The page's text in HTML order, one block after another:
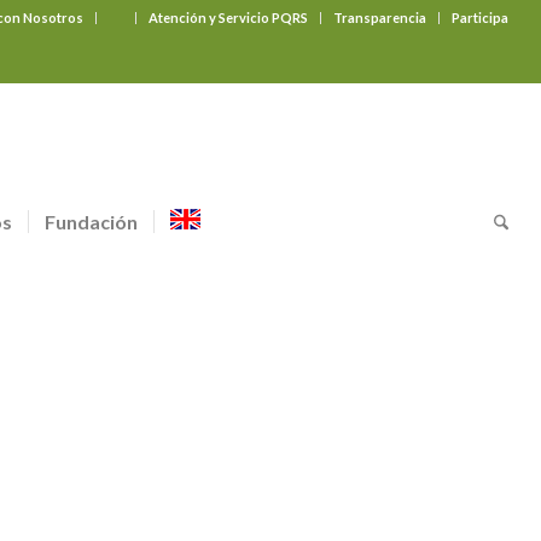
Nosotros Atención y Servicio PQRS Transparencia Participa
Fundación